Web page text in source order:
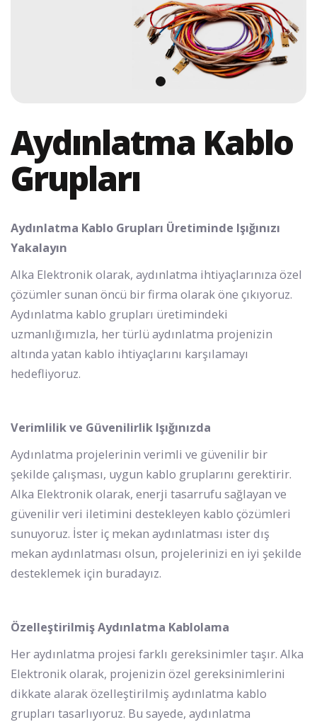
Aydınlatma Kablo
Grupları
Aydınlatma Kablo Grupları Üretiminde Işığınızı
Yakalayın
Alka Elektronik olarak, aydınlatma ihtiyaçlarınıza özel
çözümler sunan öncü bir firma olarak öne çıkıyoruz.
Aydınlatma kablo grupları üretimindeki
uzmanlığımızla, her türlü aydınlatma projenizin
altında yatan kablo ihtiyaçlarını karşılamayı
hedefliyoruz.
Verimlilik ve Güvenilirlik Işığınızda
Aydınlatma projelerinin verimli ve güvenilir bir
şekilde çalışması, uygun kablo gruplarını gerektirir.
Alka Elektronik olarak, enerji tasarrufu sağlayan ve
güvenilir veri iletimini destekleyen kablo çözümleri
sunuyoruz. İster iç mekan aydınlatması ister dış
mekan aydınlatması olsun, projelerinizi en iyi şekilde
desteklemek için buradayız.
Özelleştirilmiş Aydınlatma Kablolama
Her aydınlatma projesi farklı gereksinimler taşır. Alka
Elektronik olarak, projenizin özel gereksinimlerini
dikkate alarak özelleştirilmiş aydınlatma kablo
grupları tasarlıyoruz. Bu sayede, aydınlatma